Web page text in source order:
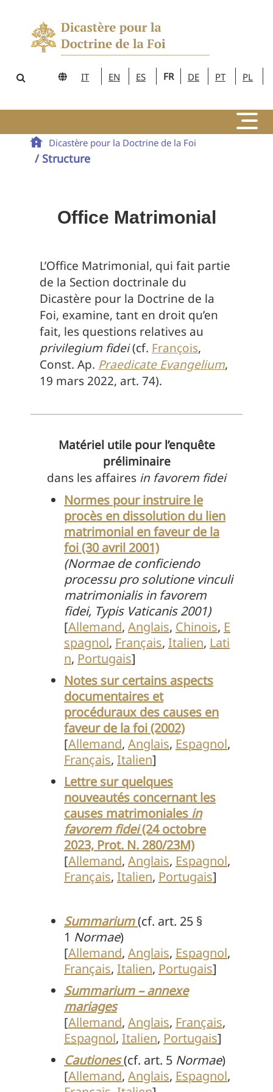
IT EN ES FR DE PT PL
Dicastère pour la Doctrine de la Foi
/ Structure
Office Matrimonial
L’Office Matrimonial, qui fait partie
de la Section doctrinale du
Dicastère pour la Doctrine de la
Foi, examine, tant en droit qu’en
fait, les questions relatives au
privilegium fidei(cf. François,
Const. Ap. Praedicate Evangelium,
19 mars 2022, art. 74).
Matériel utile pour l’enquête
préliminaire
dans les affaires in favorem fidei
Normes pour instruire le
procès en dissolution du lien
matrimonial en faveur de la
foi (30 avril 2001)
(Normae de conficiendo
processu pro solutione vinculi
matrimonialis in favorem
fidei, Typis Vaticanis 2001)
[Allemand, Anglais, Chinois, E
spagnol, Français, Italien, Lati
n, Portugais]
Notes sur certains aspects
documentaires et
procéduraux des causes en
faveur de la foi (2002)
[Allemand, Anglais, Espagnol,
Français, Italien]
Lettre sur quelques
nouveautés concernant les
causes matrimoniales in
favorem fidei(24 octobre
2023, Prot. N. 280/23M)
[Allemand, Anglais, Espagnol,
Français, Italien, Portugais]
Summarium(cf. art. 25 §
1 Normae)
[Allemand, Anglais, Espagnol,
Français, Italien, Portugais]
Summarium – annexe
mariages
[Allemand, Anglais, Français,
Espagnol, Italien, Portugais]
Cautiones(cf. art. 5 Normae)
[Allemand, Anglais, Espagnol,